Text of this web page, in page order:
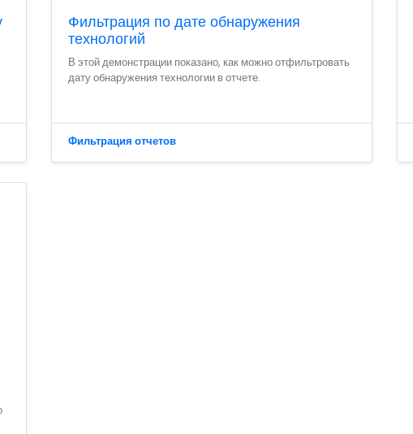
Фильтрация по дате обнаружения
технологий
В этой демонстрации показано, как можно отфильтровать
дату обнаружения технологии в отчете.
Фильтрация отчетов